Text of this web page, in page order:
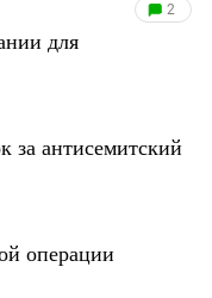
2
для
за антисемитский
операции